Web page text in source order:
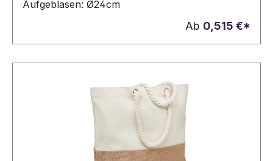
Aufgeblasen: Ø24cm
Ab 0,515 €*